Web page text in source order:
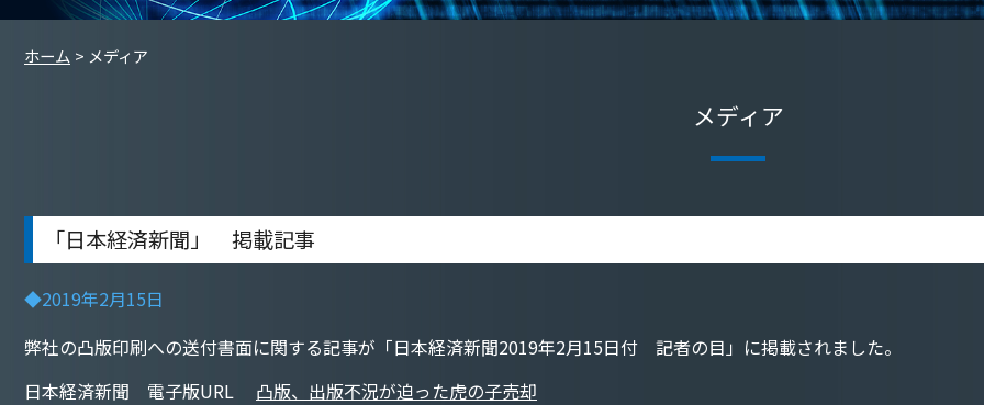
ホーム メディア
メディア
「日本経済新聞」 掲載記事
◆2019年2月15日
弊社の凸版印刷への送付書面に関する記事が「日本経済新聞2019年2月15日付 記者の目」に掲載されました。
日本経済新聞 電子版URL 凸版、出版不況が迫った虎の子売却